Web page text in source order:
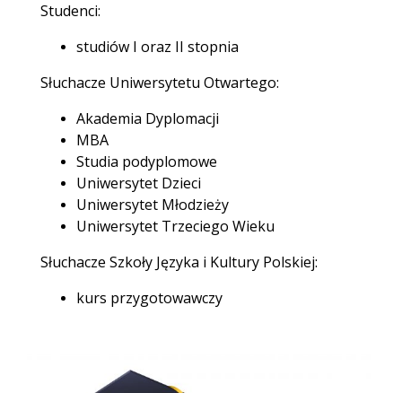
Studenci:
studiów I oraz II stopnia
Słuchacze Uniwersytetu Otwartego:
Akademia Dyplomacji
MBA
Studia podyplomowe
Uniwersytet Dzieci
Uniwersytet Młodzieży
Uniwersytet Trzeciego Wieku
Słuchacze Szkoły Języka i Kultury Polskiej:
kurs przygotowawczy